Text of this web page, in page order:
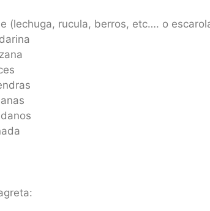
(lechuga, rucula, berros, etc…. o